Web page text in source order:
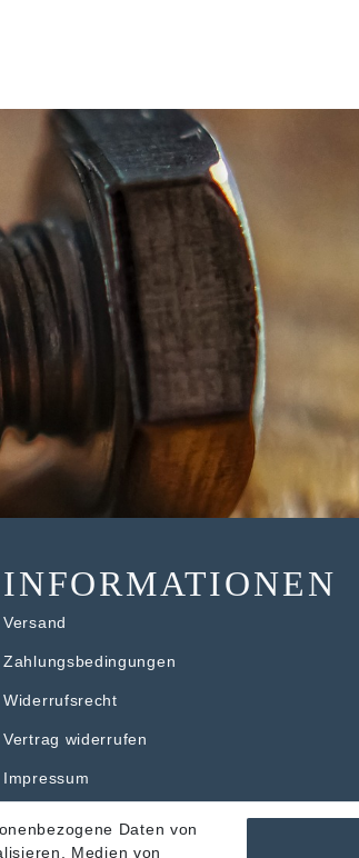
INFORMATIONEN
Versand
Zahlungsbedingungen
Widerrufsrecht
Vertrag widerrufen
Impressum
Daten von
Medien von